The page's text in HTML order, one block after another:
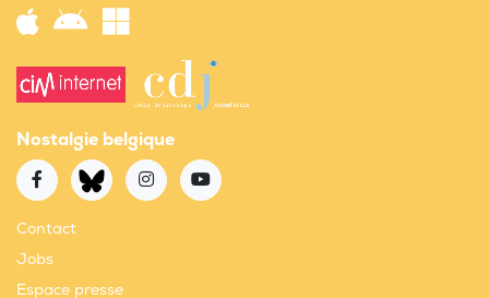
Nostalgie belgique
Contact
Jobs
Espace presse